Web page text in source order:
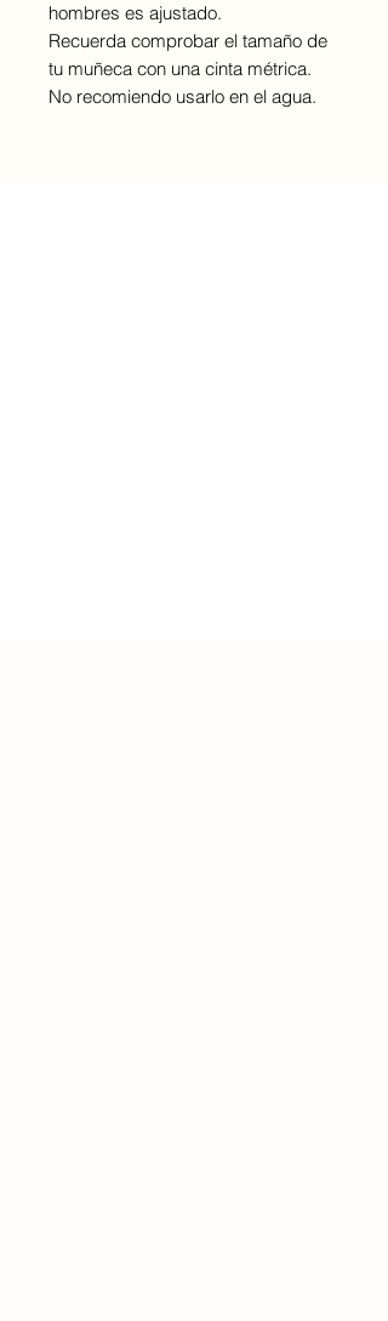
hombres es ajustado.
Recuerda comprobar el tamaño de
tu muñeca con una cinta métrica.
No recomiendo usarlo en el agua.